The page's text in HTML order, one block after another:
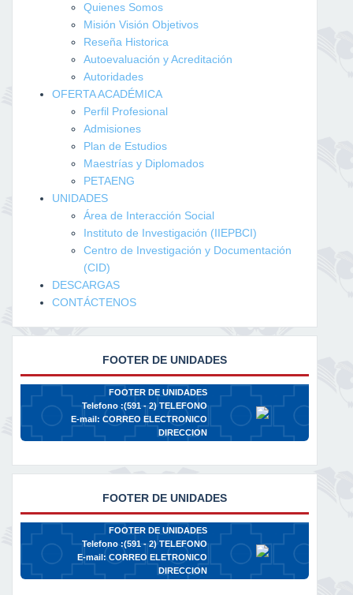
Quienes Somos
Misión Visión Objetivos
Reseña Historica
Autoevaluación y Acreditación
Autoridades
OFERTA ACADÉMICA
Perfil Profesional
Admisiones
Plan de Estudios
Maestrías y Diplomados
PETAENG
UNIDADES
Área de Interacción Social
Instituto de Investigación (IIEPBCI)
Centro de Investigación y Documentación
(CID)
DESCARGAS
CONTÁCTENOS
FOOTER DE UNIDADES
FOOTER DE UNIDADES
Telefono :(591 - 2)TELEFONO
E-mail: CORREO ELECTRONICO
DIRECCION
FOOTER DE UNIDADES
FOOTER DE UNIDADES
Telefono :(591 - 2)TELEFONO
E-mail:CORREO ELETRONICO
DIRECCION